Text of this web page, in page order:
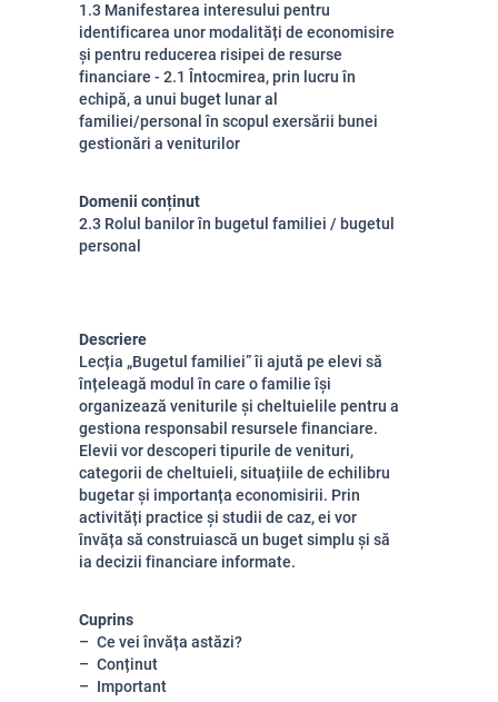
1.3 Manifestarea interesului pentru
identificarea unor modalități de economisire
și pentru reducerea risipei de resurse
financiare - 2.1 Întocmirea, prin lucru în
echipă, a unui buget lunar al
familiei/personal în scopul exersării bunei
gestionări a veniturilor
Domenii conținut
2.3 Rolul banilor în bugetul familiei / bugetul
personal
Descriere
Lecția „Bugetul familiei” îi ajută pe elevi să
înțeleagă modul în care o familie își
organizează veniturile și cheltuielile pentru a
gestiona responsabil resursele financiare.
Elevii vor descoperi tipurile de venituri,
categorii de cheltuieli, situațiile de echilibru
bugetar și importanța economisirii. Prin
activități practice și studii de caz, ei vor
învăța să construiască un buget simplu și să
ia decizii financiare informate.
Cuprins
Ce vei învăța astăzi?
Conținut
Important